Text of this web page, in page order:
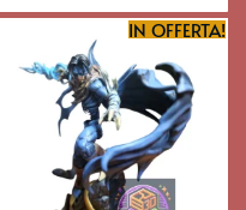
IN OFFERTA!